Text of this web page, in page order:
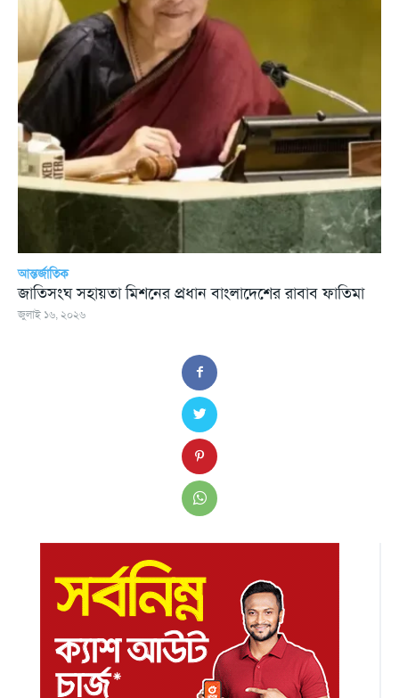
আন্তর্জাতিক
জাতিসংঘ সহায়তা মিশনের প্রধান বাংলাদেশের রাবাব ফাতিমা
জুলাই ১৬, ২০২৬